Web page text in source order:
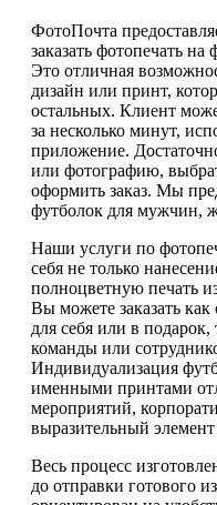
ФотоПочта
заказать фотопечать на
Это отличная
дизайн или принт,
остальных. Клиент
за несколько минут,
приложение.
или фотографию,
оформить заказ. Мы
футболок для мужчин,
Наши услуги по
себя не только
полноцветную печать
Вы можете заказать
для себя или в
команды или
Индивидуализация
именными принтами
мероприятий,
выразительный
Весь процесс
до отправки готового